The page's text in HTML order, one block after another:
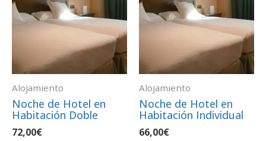
Alojamiento
Noche de Hotel en
Habitación Doble
72,00€
Alojamiento
Noche de Hotel en
Habitación Individual
66,00€